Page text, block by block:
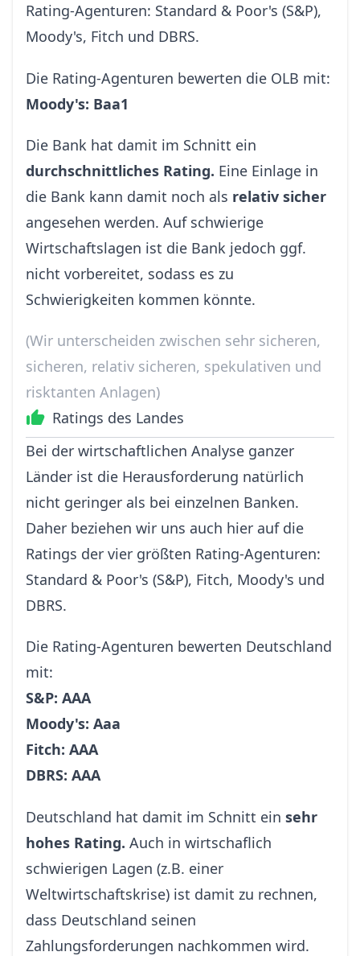
Rating-Agenturen: Standard & Poor's (S&P),
Moody's, Fitch und DBRS.
Die Rating-Agenturen bewerten die OLB mit:
Moody's: Baa1
Die Bank hat damit im Schnitt ein
durchschnittliches Rating. Eine Einlage in
die Bank kann damit noch als relativ sicher
angesehen werden. Auf schwierige
Wirtschaftslagen ist die Bank jedoch ggf.
nicht vorbereitet, sodass es zu
Schwierigkeiten kommen könnte.
(Wir unterscheiden zwischen sehr sicheren,
sicheren, relativ sicheren, spekulativen und
risktanten Anlagen)
Ratings des Landes
Bei der wirtschaftlichen Analyse ganzer
Länder ist die Herausforderung natürlich
nicht geringer als bei einzelnen Banken.
Daher beziehen wir uns auch hier auf die
Ratings der vier größten Rating-Agenturen:
Standard & Poor's (S&P), Fitch, Moody's und
DBRS.
Die Rating-Agenturen bewerten Deutschland
mit:
S&P: AAA
Moody's: Aaa
Fitch: AAA
DBRS: AAA
Deutschland hat damit im Schnitt ein sehr
hohes Rating. Auch in wirtschaflich
schwierigen Lagen (z.B. einer
Weltwirtschaftskrise) ist damit zu rechnen,
dass Deutschland seinen
Zahlungsforderungen nachkommen wird.